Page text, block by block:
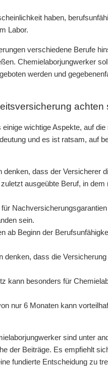
haben,
Labor.
verschiedene Berufe
Chemielaborjungwerker
werden und
achten
wichtige Aspekte, auf
und es ist ratsam, auf
denken, dass der Versicherer
ausgeübte Beruf, in dem
sein.
ab Beginn der
denken, dass die
kann besonders für
nur 6 Monaten kann
sind unter
der Beiträge. Es empfiehlt
fundierte Entscheidung zu